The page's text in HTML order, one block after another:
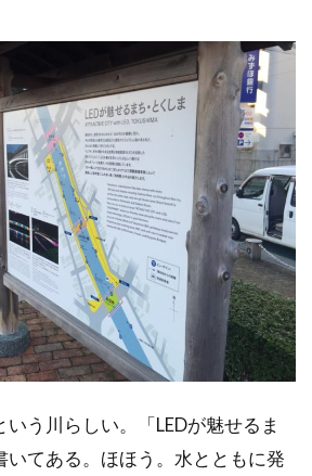
う川らしい。「LEDが魅せるま
いてある。ほほう。水とともに発